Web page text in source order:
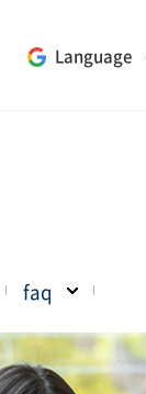
Language
faq